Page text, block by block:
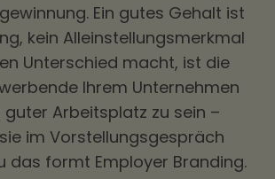
Ein gutes Gehalt ist
kein Alleinstellungsmerkmal
Unterschied macht, ist die
Ihrem Unternehmen
guter Arbeitsplatz zu sein –
im Vorstellungsgespräch
das formt Employer Branding.